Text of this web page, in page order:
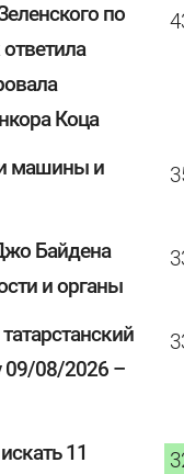
по
Коца
машины и
Байдена
и органы
09/08/2026 –
11